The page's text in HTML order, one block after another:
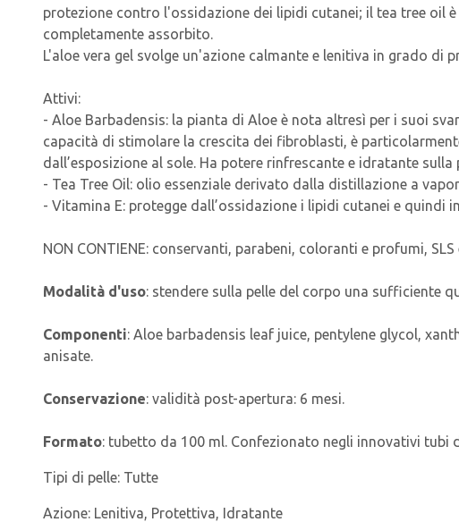
protezione contro l'ossidazione dei lipidi cutanei; il tea tree oil
completamente assorbito.
L'aloe vera gel svolge un'azione calmante e lenitiva in grado di
Attivi:
- Aloe Barbadensis: la pianta di Aloe è nota altresì per i suoi
capacità di stimolare la crescita dei fibroblasti, è
dall’esposizione al sole. Ha potere rinfrescante e idratante
- Tea Tree Oil: olio essenziale derivato dalla distillazione a
- Vitamina E: protegge dall’ossidazione i lipidi cutanei e
NON CONTIENE: conservanti, parabeni, coloranti e profumi, SLS
Modalità d'uso: stendere sulla pelle del corpo una sufficiente
Componenti: Aloe barbadensis leaf juice, pentylene glycol,
anisate.
Conservazione: validità post-apertura: 6 mesi.
Formato: tubetto da 100 ml. Confezionato negli innovativi
Tipi di pelle: Tutte
Azione: Lenitiva, Protettiva, Idratante